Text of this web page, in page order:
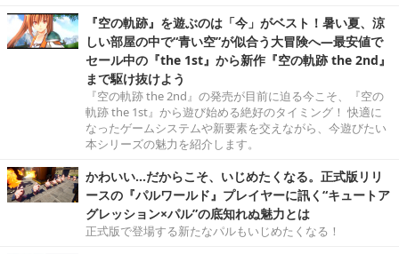
『空の軌跡』を遊ぶのは「今」がベスト！暑い夏、涼
しい部屋の中で“青い空”が似合う大冒険へ―最安値で
セール中の『the 1st』から新作『空の軌跡 the 2nd』
まで駆け抜けよう
『空の軌跡 the 2nd』の発売が目前に迫る今こそ、『空の
軌跡 the 1st』から遊び始める絶好のタイミング！ 快適に
なったゲームシステムや新要素を交えながら、今遊びたい
本シリーズの魅力を紹介します。
かわいい…だからこそ、いじめたくなる。正式版リリ
ースの『パルワールド』プレイヤーに訊く“キュートア
グレッション×パル”の底知れぬ魅力とは
正式版で登場する新たなパルもいじめたくなる！